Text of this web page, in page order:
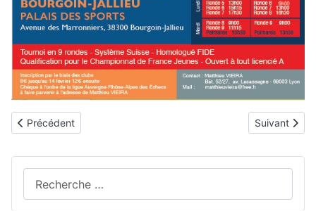
Article précédent : Championnats de Ligue ARA jeunes à
Précédent Article
Suivant